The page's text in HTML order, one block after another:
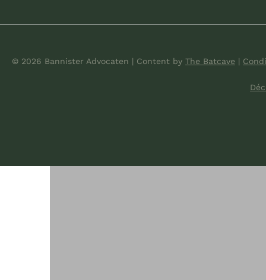
© 2026 Bannister Advocaten | Content by The Batcave |